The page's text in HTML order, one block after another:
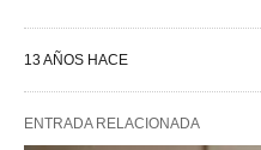
13 AÑOS HACE
ENTRADA RELACIONADA